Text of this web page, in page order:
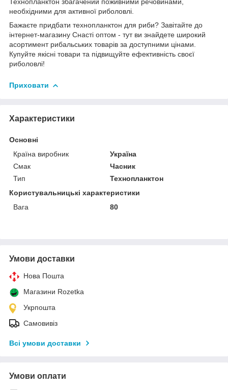
необхідними для активної риболовлі.
Бажаєте придбати технопланктон для риби? Завітайте до
інтернет-магазину Снасті оптом - тут ви знайдете широкий
асортимент рибальських товарів за доступними цінами.
Купуйте якісні товари та підвищуйте ефективність своєї
риболовлі!
Приховати
Характеристики
Основні
Країна виробник
Україна
Смак
Часник
Тип
Технопланктон
Користувальницькі характеристики
Вага
80
Умови доставки
Нова Пошта
Магазини Rozetka
Укрпошта
Самовивіз
Всі умови доставки
Умови оплати